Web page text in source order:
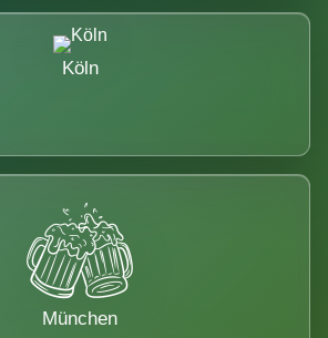
Köln
München